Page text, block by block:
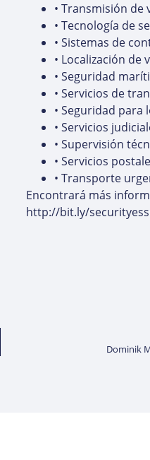
• Transmisión de
• Tecnología de
• Sistemas de
• Localización de
• Seguridad
• Servicios de
• Seguridad
• Servicios
• Supervisión
• Servicios
• Transporte
Encontrará más
http://bit.ly/
Dominik